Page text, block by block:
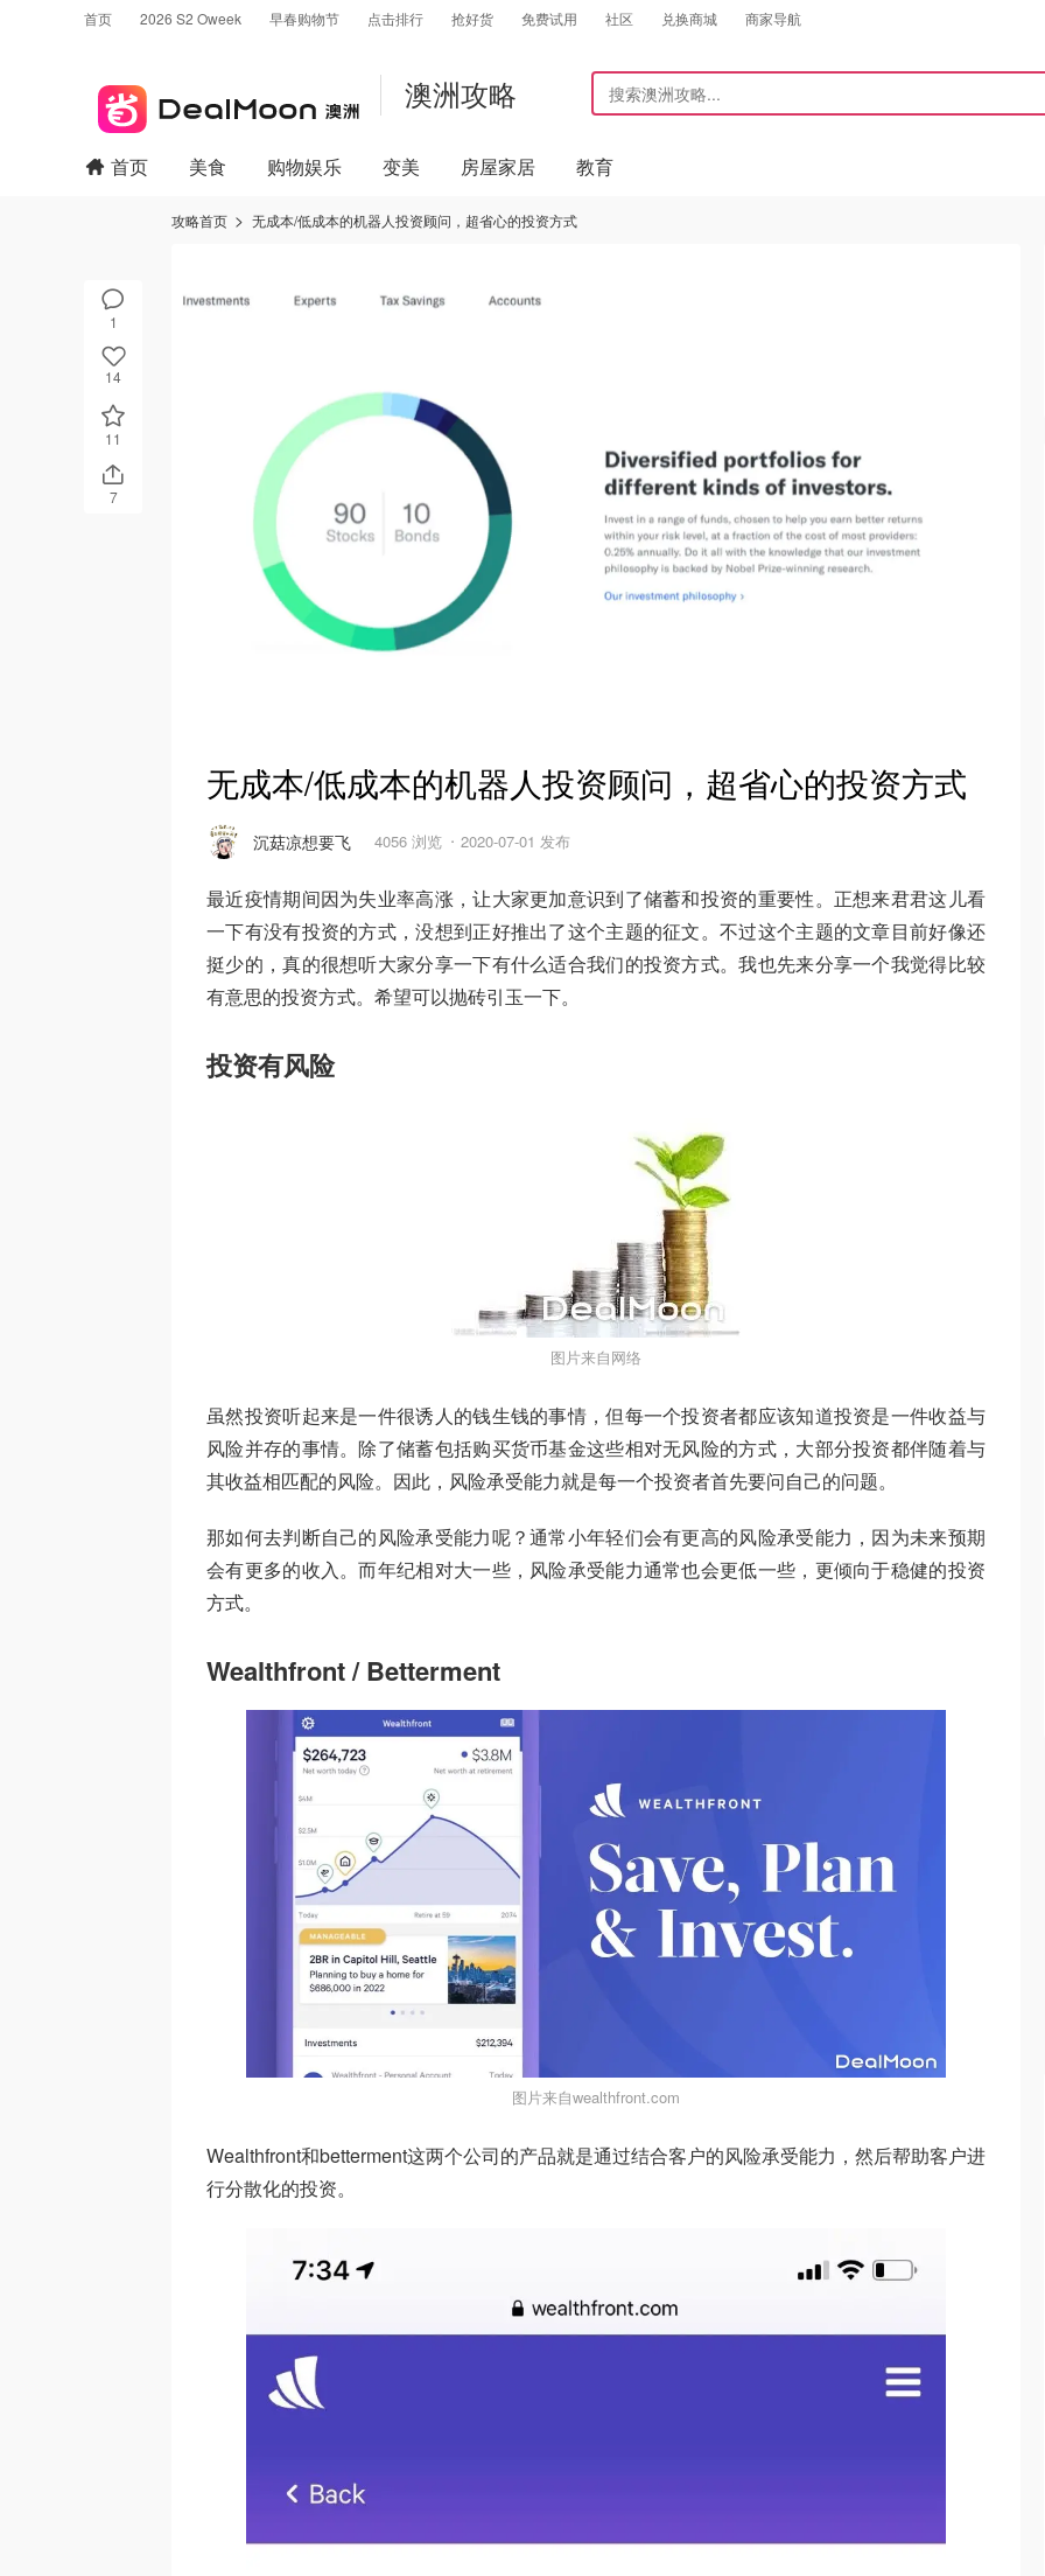
首页 2026 S2 Oweek 早春购物节 点击排行 抢好货 免费试用 社区 兑换商城 商家导航
澳洲攻略
1
14
11
7
首页 美食 购物娱乐 变美 房屋家居 教育
攻略首页 无成本/低成本的机器人投资顾问，超省心的投资方式
无成本/低成本的机器人投资顾问，超省心的投资方式
沉菇凉想要飞 4056 浏览 2020-07-01 发布
最近疫情期间因为失业率高涨，让大家更加意识到了储蓄和投资的重要性。正想来君君这儿看
一下有没有投资的方式，没想到正好推出了这个主题的征文。不过这个主题的文章目前好像还
挺少的，真的很想听大家分享一下有什么适合我们的投资方式。我也先来分享一个我觉得比较
有意思的投资方式。希望可以抛砖引玉一下。
投资有风险
图片来自网络
虽然投资听起来是一件很诱人的钱生钱的事情，但每一个投资者都应该知道投资是一件收益与
风险并存的事情。除了储蓄包括购买货币基金这些相对无风险的方式，大部分投资都伴随着与
其收益相匹配的风险。因此，风险承受能力就是每一个投资者首先要问自己的问题。
那如何去判断自己的风险承受能力呢？通常小年轻们会有更高的风险承受能力，因为未来预期
会有更多的收入。而年纪相对大一些，风险承受能力通常也会更低一些，更倾向于稳健的投资
方式。
Wealthfront / Betterment
图片来自wealthfront.com
Wealthfront和betterment这两个公司的产品就是通过结合客户的风险承受能力，然后帮助客户进
行分散化的投资。